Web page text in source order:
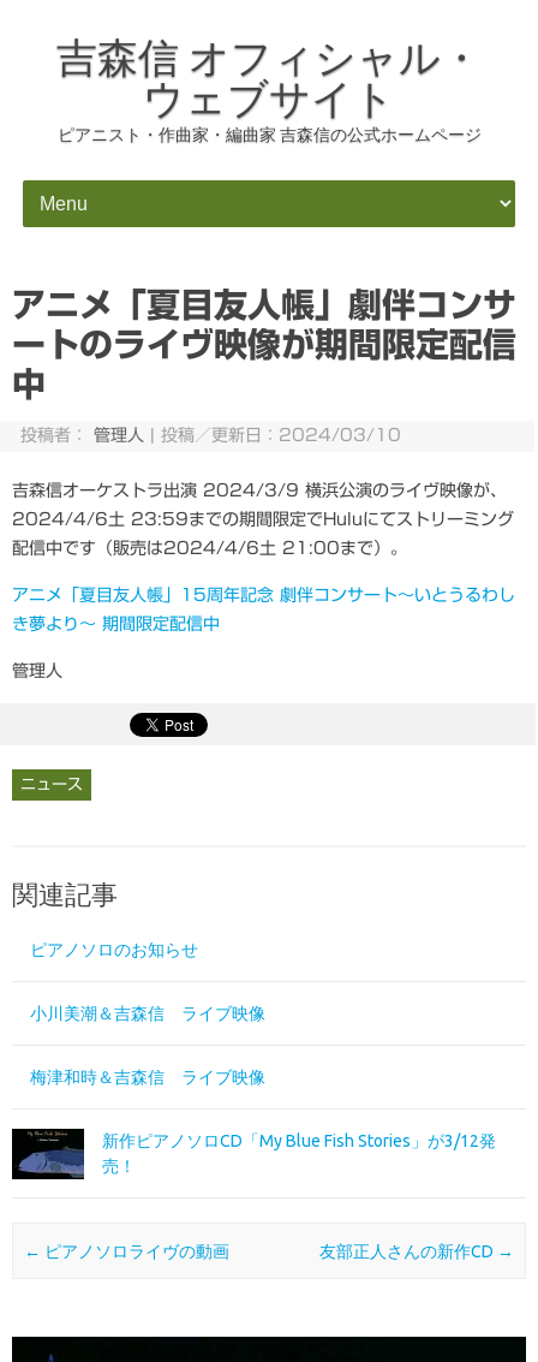
吉森信 オフィシャル・
ウェブサイト
ピアニスト・作曲家・編曲家 吉森信の公式ホームページ
コンテンツにスキップ
アニメ「夏目友人帳」劇伴コンサ
ートのライヴ映像が期間限定配信
中
投稿者： 管理人 投稿／更新日：2024/03/10
吉森信オーケストラ出演 2024/3/9 横浜公演のライヴ映像が、
2024/4/6土 23:59までの期間限定でHuluにてストリーミング
配信中です（販売は2024/4/6土 21:00まで）。
アニメ「夏目友人帳」15周年記念 劇伴コンサート〜いとうるわし
き夢より〜 期間限定配信中
管理人
ニュース
関連記事
ピアノソロのお知らせ
小川美潮＆吉森信 ライブ映像
梅津和時＆吉森信 ライブ映像
新作ピアノソロCD「My Blue Fish Stories」が3/12発
売！
投稿ナビゲーション
← ピアノソロライヴの動画 友部正人さんの新作CD →